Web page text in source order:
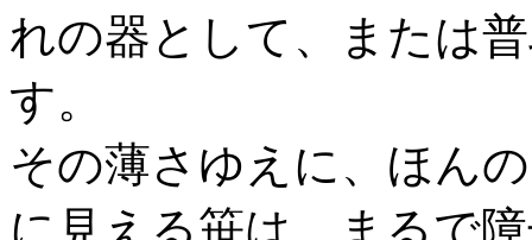
れの器として、または
す。
その薄さゆえに、ほん
に見える笹は、まるで